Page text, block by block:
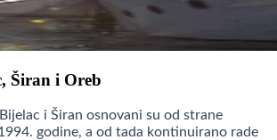
Širan i Oreb
i Širan osnovani su od strane
godine, a od tada kontinuirano rade